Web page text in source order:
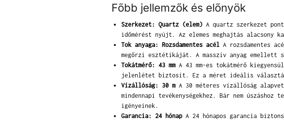
Főbb jellemzők és előnyök
Szerkezet: Quartz (elem)A quartz szerkezet
időmérést nyújt. Az elemes meghajtás alacsony
Tok anyaga: Rozsdamentes acélA rozsdamentes
megőrzi esztétikáját. A masszív anyag emellett
Tokátmérő: 43 mmA 43 mm-es tokátmérő
jelenlétet biztosít. Ez a méret ideális
Vízállóság: 30 mA 30 méteres vízállóság
mindennapi tevékenységekhez. Bár nem
igényeinek.
Garancia: 24 hónapA 24 hónapos garancia